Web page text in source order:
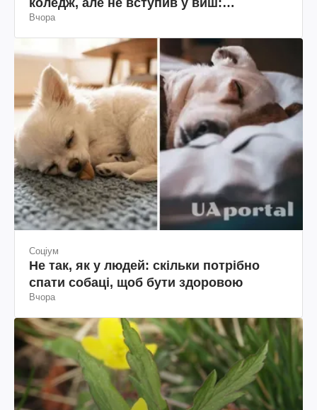
пояснення юриста
Вчора
Соціум
Не так, як у людей: скільки потрібно
спати собаці, щоб бути здоровою
Вчора